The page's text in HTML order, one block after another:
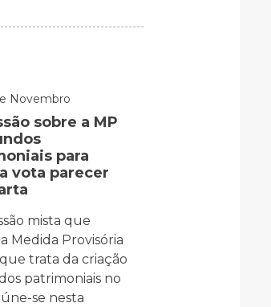
Novembro
sobre a MP
para
vota parecer
mista que
Medida Provisória
que trata da criação
patrimoniais no
se nesta